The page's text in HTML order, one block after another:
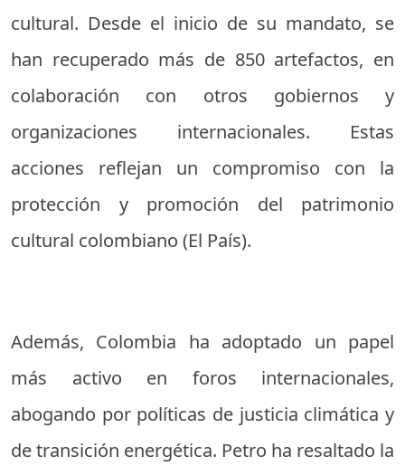
cultural. Desde el inicio de su mandato, se
han recuperado más de 850 artefactos, en
colaboración con otros gobiernos y
organizaciones internacionales. Estas
acciones reflejan un compromiso con la
protección y promoción del patrimonio
cultural colombiano (El País).
Además, Colombia ha adoptado un papel
más activo en foros internacionales,
abogando por políticas de justicia climática y
de transición energética. Petro ha resaltado la